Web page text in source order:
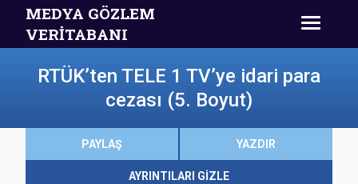
MEDYA GÖZLEM
VERİTABANI
RTÜK’ten TELE 1 TV’ye idari para
cezası (5. Boyut)
PAYLAŞ YAZDIR
AYRINTILARI GİZLE